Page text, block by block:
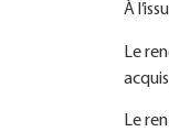
À
Le
acquis
Le